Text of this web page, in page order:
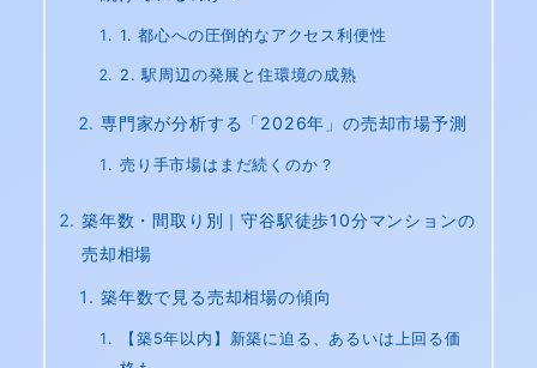
1. 都心への圧倒的なアクセス利便性
2. 駅周辺の発展と住環境の成熟
専門家が分析する「2026年」の売却市場予測
売り手市場はまだ続くのか？
築年数・間取り別｜守谷駅徒歩10分マンションの
売却相場
築年数で見る売却相場の傾向
【築5年以内】新築に迫る、あるいは上回る価